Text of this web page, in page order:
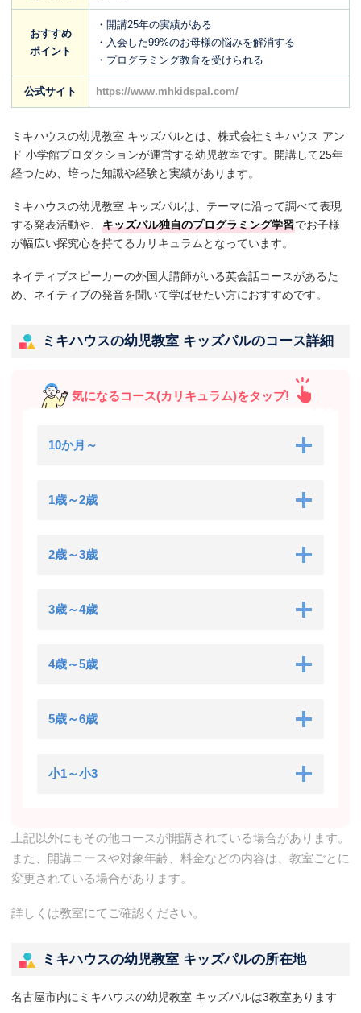
おすすめ
ポイント
・開講25年の実績がある
・入会した99%のお母様の悩みを解消する
・プログラミング教育を受けられる
公式サイト https://www.mhkidspal.com/
ミキハウスの幼児教室 キッズパルとは、株式会社ミキハウス アン
ド 小学館プロダクションが運営する幼児教室です。開講して25年
経つため、培った知識や経験と実績があります。
ミキハウスの幼児教室 キッズパルは、テーマに沿って調べて表現
する発表活動や、 キッズパル独自のプログラミング学習でお子様
が幅広い探究心を持てるカリキュラムとなっています。
ネイティブスピーカーの外国人講師がいる英会話コースがあるた
め、ネイティブの発音を聞いて学ばせたい方におすすめです。
ミキハウスの幼児教室 キッズパルのコース詳細
気になるコース(カリキュラム)をタップ!
10か月～
1歳～2歳
2歳～3歳
3歳～4歳
4歳～5歳
5歳～6歳
小1～小3
上記以外にもその他コースが開講されている場合があります。
また、開講コースや対象年齢、料金などの内容は、教室ごとに
変更されている場合があります。
詳しくは教室にてご確認ください。
ミキハウスの幼児教室 キッズパルの所在地
名古屋市内にミキハウスの幼児教室 キッズパルは3教室あります